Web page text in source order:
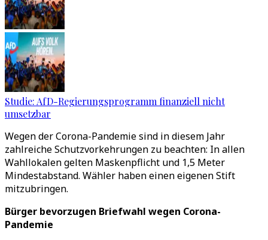
Studie: AfD-Regierungsprogramm finanziell nicht
umsetzbar
Wegen der Corona-Pandemie sind in diesem Jahr
zahlreiche Schutzvorkehrungen zu beachten: In allen
Wahllokalen gelten Maskenpflicht und 1,5 Meter
Mindestabstand. Wähler haben einen eigenen Stift
mitzubringen.
Bürger bevorzugen Briefwahl wegen Corona-
Pandemie